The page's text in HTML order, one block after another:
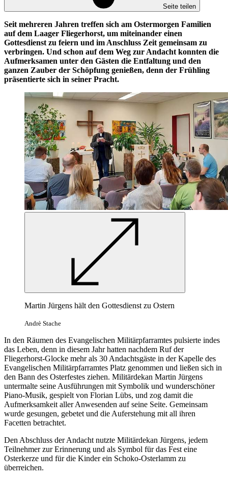
Seite teilen
Seit mehreren Jahren treffen sich am Ostermorgen Familien
auf dem Laager Fliegerhorst, um miteinander einen
Gottesdienst zu feiern und im Anschluss Zeit gemeinsam zu
verbringen. Und schon auf dem Weg zur Andacht konnten die
Aufmerksamen unter den Gästen die Entfaltung und den
ganzen Zauber der Schöpfung genießen, denn der Frühling
präsentierte sich in seiner Pracht.
Martin Jürgens hält den Gottesdienst zu Ostern
Andrè Stache
In den Räumen des Evangelischen Militärpfarramtes pulsierte indes
das Leben, denn in diesem Jahr hatten nachdem Ruf der
Fliegerhorst-Glocke mehr als 30 Andachtsgäste in der Kapelle des
Evangelischen Militärpfarramtes Platz genommen und ließen sich in
den Bann des Osterfestes ziehen. Militärdekan Martin Jürgens
untermalte seine Ausführungen mit Symbolik und wunderschöner
Piano-Musik, gespielt von Florian Lübs, und zog damit die
Aufmerksamkeit aller Anwesenden auf seine Seite. Gemeinsam
wurde gesungen, gebetet und die Auferstehung mit all ihren
Facetten betrachtet.
Den Abschluss der Andacht nutzte Militärdekan Jürgens, jedem
Teilnehmer zur Erinnerung und als Symbol für das Fest eine
Osterkerze und für die Kinder ein Schoko-Osterlamm zu
überreichen.